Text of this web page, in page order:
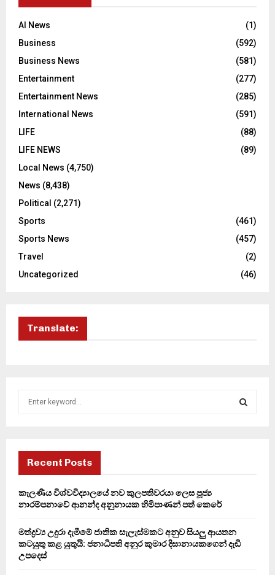
AI News
(1)
Business
(592)
Business News
(581)
Entertainment
(277)
Entertainment News
(285)
International News
(591)
LIFE
(88)
LIFE NEWS
(89)
Local News (4,750)
News (8,438)
Political (2,271)
Sports
(461)
Sports News
(457)
Travel
(2)
Uncategorized
(46)
Translate:
f
r
H
Recent Posts
කැලණිය විශ්වවිද්‍යාලයේ නව කුලපතිවරයා ලෙස පූජ්‍ය
නාරම්පනාවේ ආනන්ද අනුනායක හිමිපාණන් පත් කෙරේ
මත්ද්‍රව්‍ය උදුරා දැමීමේ ජාතික සැලැස්මකට අනුව සියලු ආයතන
කටයුතු කළ යුතුයි: ජනාධිපති අනුර කුමාර දිසානායකගෙන් දැඩි
උපදෙස්